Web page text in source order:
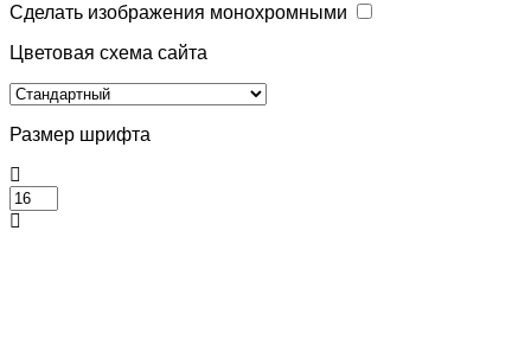
Сделать изображения монохромными
Цветовая схема сайта
Размер шрифта